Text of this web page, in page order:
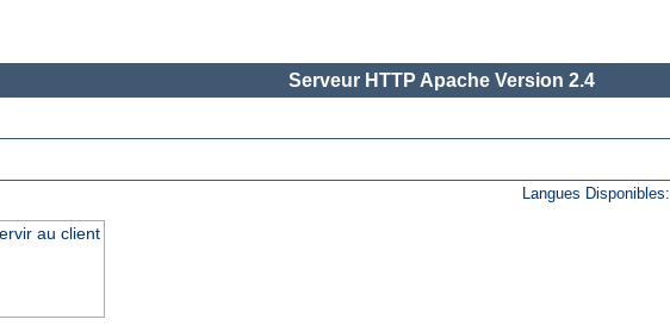
Serveur HTTP Apache Version 2.4
Langues Disponibles:
au client